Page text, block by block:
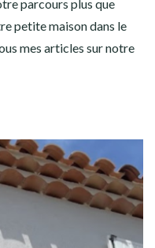
parcours plus que
petite maison dans le
mes articles sur notre